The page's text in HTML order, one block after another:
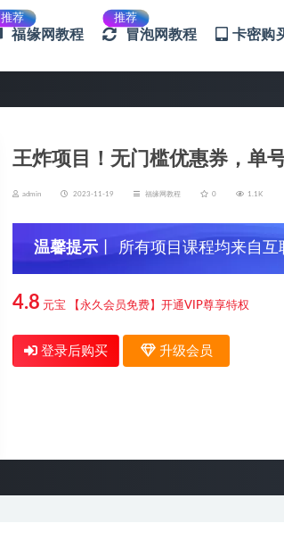
推荐
福缘网教程
推荐
冒泡网教程 卡密购
王炸项目！无门槛优惠券，单
admin 2023-11-19 福缘网教程 0 1.1K
温馨提示 丨 所有项目课程均来自
信，谨防上当受骗！
4.8 元宝 【永久会员免费】开通VIP尊享特权
登录后购买 升级会员